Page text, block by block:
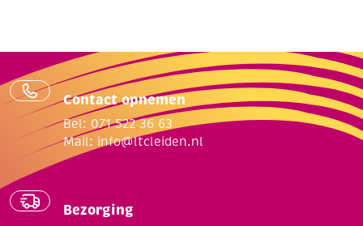
Contact opnemen
Bel: 071 522 36 63
Mail: info@ltcleiden.nl
Bezorging